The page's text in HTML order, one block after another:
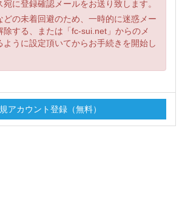
に登録確認メールをお送り致します。
どの未着回避のため、一時的に迷惑メー
除する、または「fc-sui.net」からのメ
ように設定頂いてからお手続きを開始し